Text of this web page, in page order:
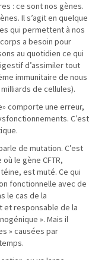
: ce sont nos gènes.
Il s’agit en quelque
qui permettent à nos
a besoin pour
au quotidien ce qui
d’assimiler tout
immunitaire de nous
de cellules).
comporte une erreur,
C’est
de mutation. C’est
le gène CFTR,
est muté. Ce qui
fonctionnelle avec de
le cas de la
et responsable de la
». Mais il
» causées par